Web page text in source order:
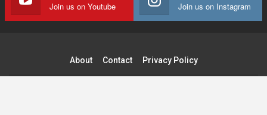
Join us on Youtube Join us on Instagram
About Contact Privacy Policy